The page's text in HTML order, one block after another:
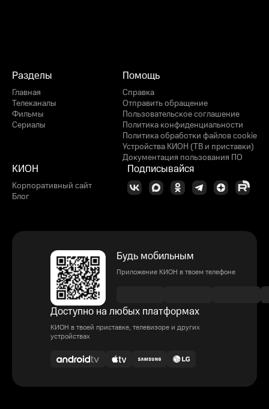
Разделы
Главная
Телеканалы
Фильмы
Сериалы
Помощь
Справка
Отправить обращение
Пользовательское соглашение
Политика конфиденциальности
Политика обработки файлов cookie
Устройства КИОН (ТВ и приставки)
Документация пользования ПО
КИОН
Корпоративный сайт
Блог
Подписывайся
Будь мобильным
Приложение КИОН в твоем телефоне
Доступно на любых платформах
КИОН в твоей приставке, телевизоре и других
устройствах